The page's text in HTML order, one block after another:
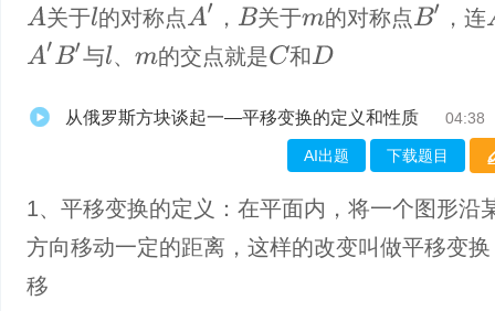
A 关于l 的对称点 A′ ， B 关于m 的对称点 B′ ，连
A′B′ 与l 、m 的交点就是C 和 D
从俄罗斯方块谈起一—平移变换的定义和性质 04:38
AI出题 下载题目
1、平移变换的定义：在平面内，将一个图形沿
方向移动一定的距离，这样的改变叫做平移变
移